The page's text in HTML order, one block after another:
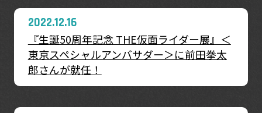
2022.12.16
『生誕50周年記念 THE仮面ライダー展』＜
東京スペシャルアンバサダー＞に前田拳太
郎さんが就任！